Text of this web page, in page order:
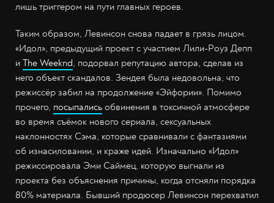
лишь триггером на пути главных героев.
Таким образом, Левинсон снова падает в грязь лицом.
«Идол», предыдущий проект с участием Лили-Роуз Депп
и The Weeknd, подорвал репутацию автора, сделав из
него объект скандалов. Зендея была недовольна, что
режиссёр забил на продолжение «Эйфории». Помимо
прочего, посыпались обвинения в токсичной атмосфере
во время съёмок нового сериала, сексуальных
наклонностях Сэма, которые сравнивали с фантазиями
об изнасиловании, и краже идей. Изначально «Идол»
режиссировала Эми Саймец, которую выгнали из
проекта без объяснения причины, когда отсняли порядка
80% материала. Бывший продюсер Левинсон перехватил